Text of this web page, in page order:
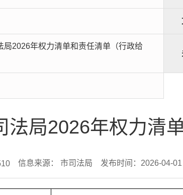
局2026年权力清单和责任清单（行政给
法局2026年权力清
信息来源： 市司法局 发布时间：2026-04-